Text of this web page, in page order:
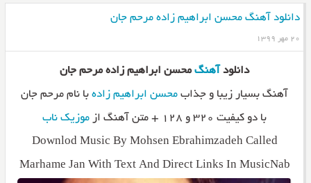
دانلود آهنگ محسن ابراهیم زاده مرحم جان
۲۰ مهر ۱۳۹۹
دانلود آهنگمحسن ابراهیم زاده مرحم جان
آهنگ بسیار زیبا و جذاب محسن ابراهیم زادهبا نام مرحم جان
با دو کیفیت ۳۲۰ و ۱۲۸ + متن آهنگ از
موزیک ناب
Downlod Music By Mohsen Ebrahimzadeh Called
Marhame Jan With Text And Direct Links In MusicNab